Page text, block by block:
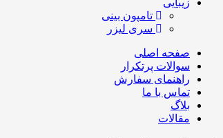
زیبایی
تامپون بینی
سری لیزر
صفحه اصلی
سوالات پرتکرار
راهنمای سفارش
تماس با ما
بلاگ
مقالات